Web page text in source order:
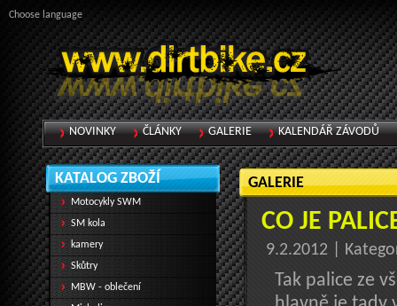
GALERIE
CO JE
9.2.2012 |
Tak palice ze
KATALOG ZBOŽÍ
Motocykly SWM
SM kola
kamery
Skůtry
MBW - oblečení
NOVINKY ČLÁNKY GALERIE KALENDÁŘ ZÁVODŮ
Choose language